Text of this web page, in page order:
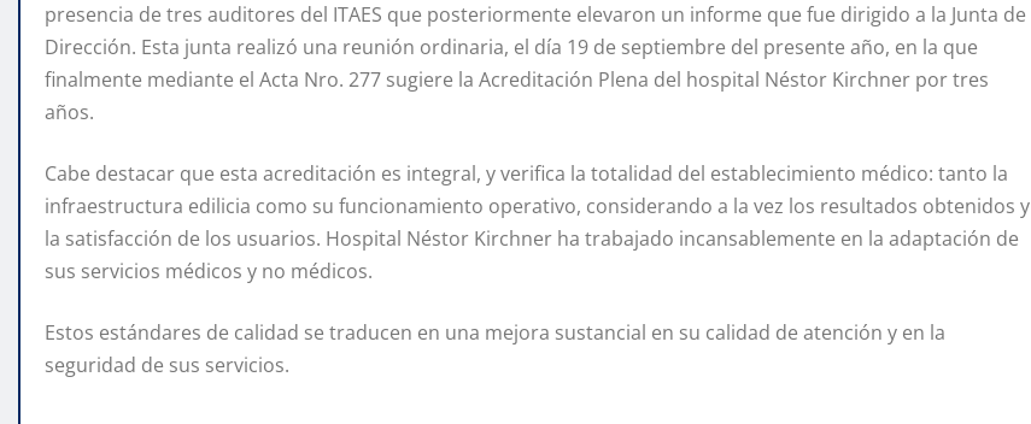
presencia de tres auditores del ITAES que posteriormente elevaron un informe que fue dirigido a la Junta de
Dirección. Esta junta realizó una reunión ordinaria, el día 19 de septiembre del presente año, en la que
finalmente mediante el Acta Nro. 277 sugiere la Acreditación Plena del hospital Néstor Kirchner por tres
años.
Cabe destacar que esta acreditación es integral, y verifica la totalidad del establecimiento médico: tanto la
infraestructura edilicia como su funcionamiento operativo, considerando a la vez los resultados obtenidos y
la satisfacción de los usuarios. Hospital Néstor Kirchner ha trabajado incansablemente en la adaptación de
sus servicios médicos y no médicos.
Estos estándares de calidad se traducen en una mejora sustancial en su calidad de atención y en la
seguridad de sus servicios.